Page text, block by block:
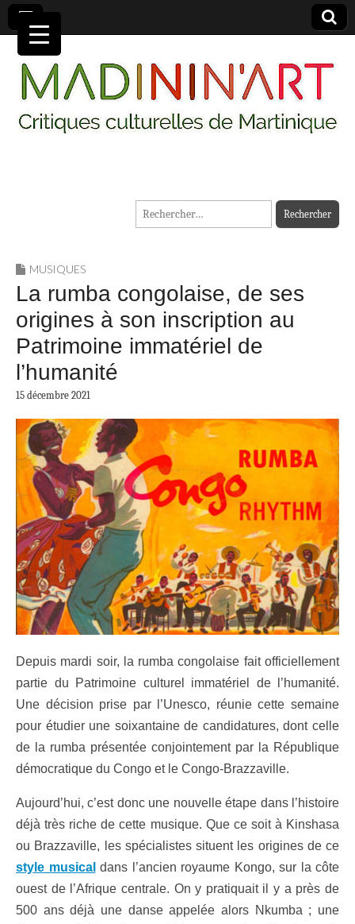
MADININ'ART
Rechercher :
MUSIQUES
La rumba congolaise, de ses
origines à son inscription au
Patrimoine immatériel de
l’humanité
15 décembre 2021
Depuis mardi soir, la rumba congolaise fait officiellement
partie du Patrimoine culturel immatériel de l’humanité.
Une décision prise par l’Unesco, réunie cette semaine
pour étudier une soixantaine de candidatures, dont celle
de la rumba présentée conjointement par la République
démocratique du Congo et le Congo-Brazzaville.
Aujourd’hui, c’est donc une nouvelle étape dans l’histoire
déjà très riche de cette musique. Que ce soit à Kinshasa
ou Brazzaville, les spécialistes situent les origines de ce
style musical dans l’ancien royaume Kongo, sur la côte
ouest de l’Afrique centrale. On y pratiquait il y a près de
500 ans déjà une danse appelée alors Nkumba ; une